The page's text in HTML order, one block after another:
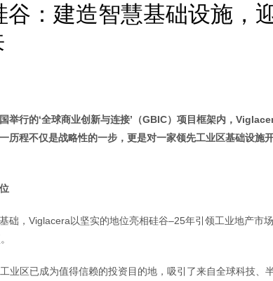
：建造智慧基础设施，
举行的‘全球商业创新与连接’（GBIC）项目框架内，
历程不仅是战略性的一步，更是对一家领先工业区基础设施
础，Viglacera以坚实的地位亮相硅谷–25年引领工业地产市
业区已成为值得信赖的投资目的地，吸引了来自全球科技、